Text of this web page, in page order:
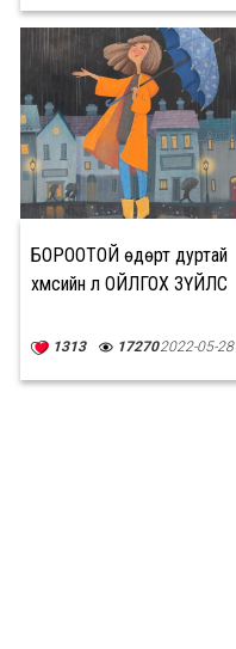
уран бүтээлчийн дуу
боллоо
БОРООТОЙ өдөрт дуртай
хүмүүсийн л ОЙЛГОХ ЗҮЙЛС
1313 172702022-05-28